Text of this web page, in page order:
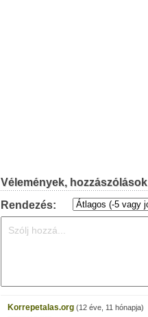
Vélemények, hozzászólások
Rendezés:
Korrepetalas.org (12 éve, 11 hónapja)